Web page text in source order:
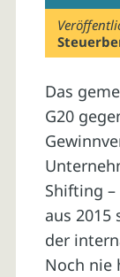
Das
G20
Shifting –
aus 2015
der
Noch nie